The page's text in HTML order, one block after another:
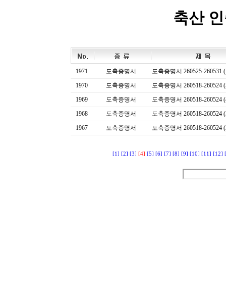
축산
1971 도축증명서
도축증명서 260525-260531
1970
도축증명서
도축증명서 260518-260524
1969
도축증명서
도축증명서 260518-260524
1968
도축증명서
도축증명서 260518-260524
1967
도축증명서 도축증명서 260518-260524
[1] [2] [3] [4] [5] [6] [7] [8] [9] [10] [11] [12]